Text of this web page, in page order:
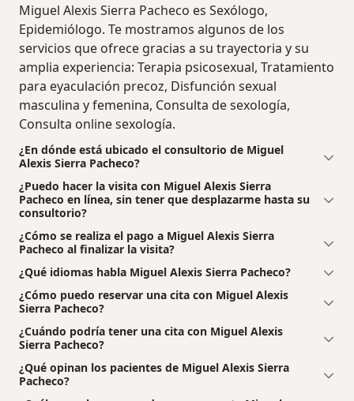
Miguel Alexis Sierra Pacheco es Sexólogo,
Epidemiólogo. Te mostramos algunos de los
servicios que ofrece gracias a su trayectoria y su
amplia experiencia: Terapia psicosexual, Tratamiento
para eyaculación precoz, Disfunción sexual
masculina y femenina, Consulta de sexología,
Consulta online sexología.
¿En dónde está ubicado el consultorio de Miguel
Alexis Sierra Pacheco?
¿Puedo hacer la visita con Miguel Alexis Sierra
Pacheco en línea, sin tener que desplazarme hasta su
consultorio?
¿Cómo se realiza el pago a Miguel Alexis Sierra
Pacheco al finalizar la visita?
¿Qué idiomas habla Miguel Alexis Sierra Pacheco?
¿Cómo puedo reservar una cita con Miguel Alexis
Sierra Pacheco?
¿Cuándo podría tener una cita con Miguel Alexis
Sierra Pacheco?
¿Qué opinan los pacientes de Miguel Alexis Sierra
Pacheco?